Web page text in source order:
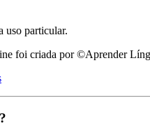
uso particular.
foi criada por ©Aprender